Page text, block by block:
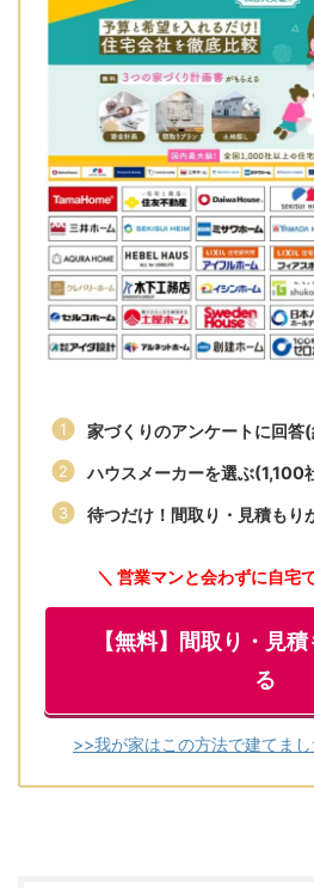
家づくりのアンケートに回答
ハウスメーカーを選ぶ(1,100
待つだけ！間取り・見積もり
＼ 営業マンと会わずに自宅
【無料】間取り・見
る
>>我が家はこの方法で建てま